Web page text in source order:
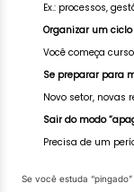
Ex.: processos,
Organizar um
Você começa
Se preparar para
Novo setor, novas
Sair do modo
Precisa de um
Se você estuda